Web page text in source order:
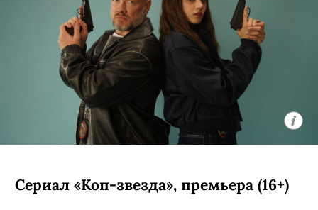
Сериал «Коп-звезда», премьера (16+)